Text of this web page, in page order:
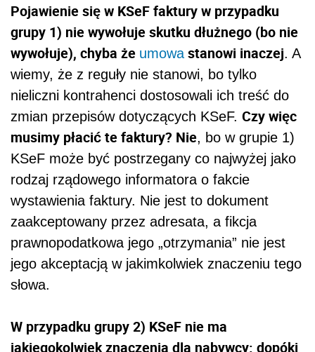
Pojawienie się w KSeF faktury w przypadku
grupy 1) nie wywołuje skutku dłużnego (bo nie
wywołuje), chyba że umowastanowi inaczej. A
wiemy, że z reguły nie stanowi, bo tylko
nieliczni kontrahenci dostosowali ich treść do
zmian przepisów dotyczących KSeF. Czy więc
musimy płacić te faktury? Nie, bo w grupie 1)
KSeF może być postrzegany co najwyżej jako
rodzaj rządowego informatora o fakcie
wystawienia faktury. Nie jest to dokument
zaakceptowany przez adresata, a fikcja
prawnopodatkowa jego „otrzymania” nie jest
jego akceptacją w jakimkolwiek znaczeniu tego
słowa.
W przypadku grupy 2) KSeF nie ma
jakiegokolwiek znaczenia dla nabywcy: dopóki